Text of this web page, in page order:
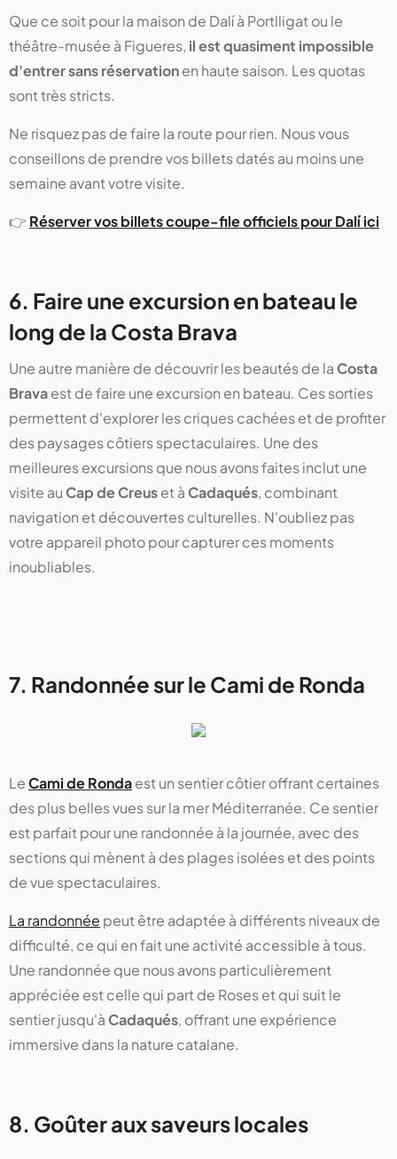
Que ce soit pour la maison de Dalí à Portlligat ou le
théâtre-musée à Figueres, il est quasiment impossible
d'entrer sans réservationen haute saison. Les quotas
sont très stricts.
Ne risquez pas de faire la route pour rien. Nous vous
conseillons de prendre vos billets datés au moins une
semaine avant votre visite.
👉 Réserver vos billets coupe-file officiels pour Dalí ici
6. Faire une excursion en bateau le
long de la Costa Brava
Une autre manière de découvrir les beautés de la Costa
Bravaest de faire une excursion en bateau. Ces sorties
permettent d'explorer les criques cachées et de profiter
des paysages côtiers spectaculaires. Une des
meilleures excursions que nous avons faites inclut une
visite au Cap de Creuset à Cadaqués, combinant
navigation et découvertes culturelles. N'oubliez pas
votre appareil photo pour capturer ces moments
inoubliables.
7. Randonnée sur le Cami de Ronda
LeCami de Rondaest un sentier côtier offrant certaines
des plus belles vues sur la mer Méditerranée. Ce sentier
est parfait pour une randonnée à la journée, avec des
sections qui mènent à des plages isolées et des points
de vue spectaculaires.
La randonnée peut être adaptée à différents niveaux de
difficulté, ce qui en fait une activité accessible à tous.
Une randonnée que nous avons particulièrement
appréciée est celle qui part de Roses et qui suit le
sentier jusqu'à Cadaqués, offrant une expérience
immersive dans la nature catalane.
8. Goûter aux saveurs locales